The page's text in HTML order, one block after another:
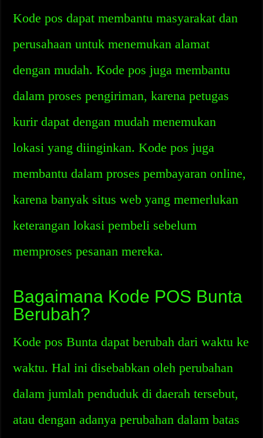
Kode pos dapat membantu masyarakat dan
perusahaan untuk menemukan alamat
dengan mudah. Kode pos juga membantu
dalam proses pengiriman, karena petugas
kurir dapat dengan mudah menemukan
lokasi yang diinginkan. Kode pos juga
membantu dalam proses pembayaran online,
karena banyak situs web yang memerlukan
keterangan lokasi pembeli sebelum
memproses pesanan mereka.
Bagaimana Kode POS Bunta
Berubah?
Kode pos Bunta dapat berubah dari waktu ke
waktu. Hal ini disebabkan oleh perubahan
dalam jumlah penduduk di daerah tersebut,
atau dengan adanya perubahan dalam batas